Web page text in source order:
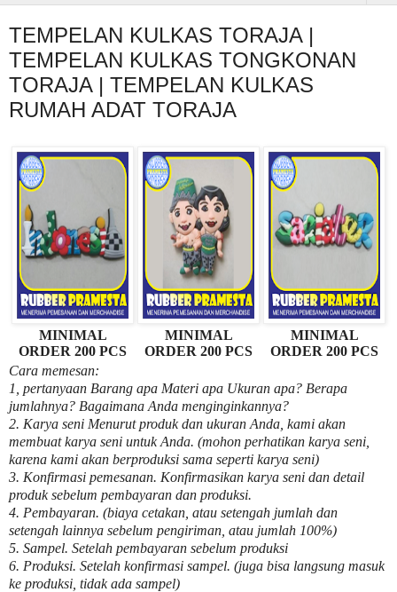
TEMPELAN KULKAS TORAJA |
TEMPELAN KULKAS TONGKONAN
TORAJA | TEMPELAN KULKAS
RUMAH ADAT TORAJA
MINIMAL
ORDER 200 PCS
MINIMAL
ORDER 200 PCS
MINIMAL
ORDER 200 PCS
Cara memesan:
1, pertanyaan Barang apa Materi apa Ukuran apa? Berapa
jumlahnya? Bagaimana Anda menginginkannya?
2. Karya seni Menurut produk dan ukuran Anda, kami akan
membuat karya seni untuk Anda. (mohon perhatikan karya seni,
karena kami akan berproduksi sama seperti karya seni)
3. Konfirmasi pemesanan. Konfirmasikan karya seni dan detail
produk sebelum pembayaran dan produksi.
4. Pembayaran. (biaya cetakan, atau setengah jumlah dan
setengah lainnya sebelum pengiriman, atau jumlah 100%)
5. Sampel. Setelah pembayaran sebelum produksi
6. Produksi. Setelah konfirmasi sampel. (juga bisa langsung masuk
ke produksi, tidak ada sampel)